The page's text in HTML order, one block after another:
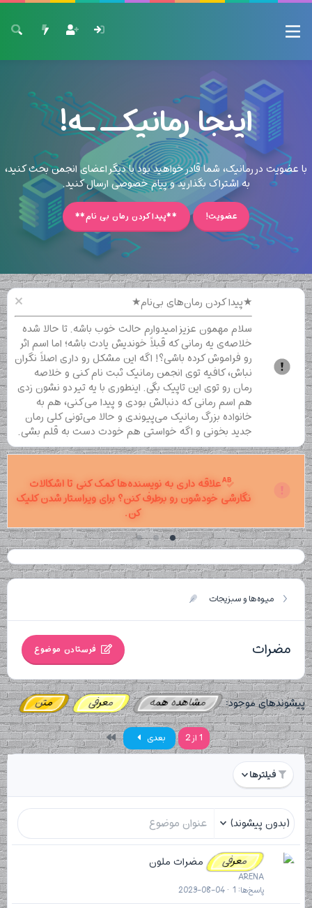
اینجا رمانیکــ ـه!
با عضویت در رمانیک، شما قادر خواهید بود با دیگر اعضای انجمن بحث کنید،
به اشتراک بگذارید و پیام خصوصی ارسال کنید.
عضویت! **پیدا کردن رمان بی نام**
★پیدا کردن رمان‌های بی‌نام★
سلام مهمون عزیز امیدوارم حالت خوب باشه. تا حالا شده
خلاصه‌ی یه رمانی که قبلاً خوندیش یادت باشه؛ اما اسم اثر
رو فراموش کرده باشی؟! اگه این مشکل رو داری اصلاً نگران
نباش، کافیه توی انجمن رمانیک ثبت نام کنی و خلاصه
رمان رو توی این تاپیک بگی. اینطوری با یه تیر دو نشون زدی
هم اسم رمانی که دنبالش بودی و پیدا می‌کنی، هم به
خانواده بزرگ رمانیک می‌پیوندی و حالا می‌تونی کلی رمان
جدید بخونی و اگه خواستی هم خودت دست به قلم بشی.
علاقه داری به نویسنده‌ها کمک کنی تا اشکالات
نگارشی خودشون رو برطرف کنن؟ برای ویراستار شدن کلیک
کن.
میوه‌ها و سبزیجات
مضرات فرستادن موضوع
پیشوندهای موجود: مشاهده همه معرفی متن
1 از 2 بعدی آخر
فیلترها
(بدون پیشوند)
معرفی مضرات ملون
ARENA
پاسخ‌ها 1
2023-08-04